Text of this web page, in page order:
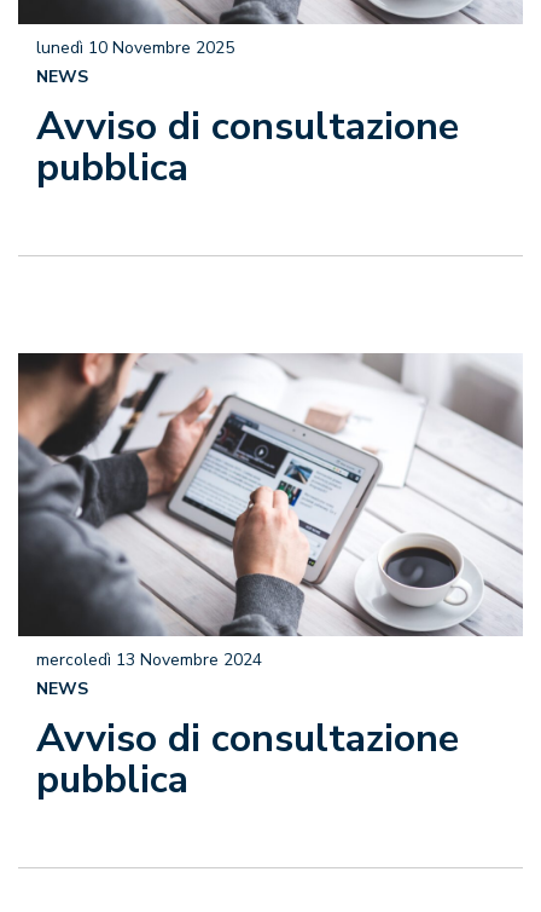
Avviso di consultazione
pubblica
lunedì 10 Novembre 2025
NEWS
Avviso di consultazione
pubblica
mercoledì 13 Novembre 2024
NEWS